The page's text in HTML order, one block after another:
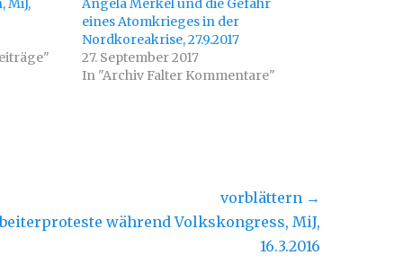
MiJ,
Angela Merkel und die Gefahr
eines Atomkrieges in der
Nordkoreakrise, 27.9.2017
27. September 2017
In "Archiv Falter Kommentare"
vorblättern →
während Volkskongress, MiJ,
16.3.2016